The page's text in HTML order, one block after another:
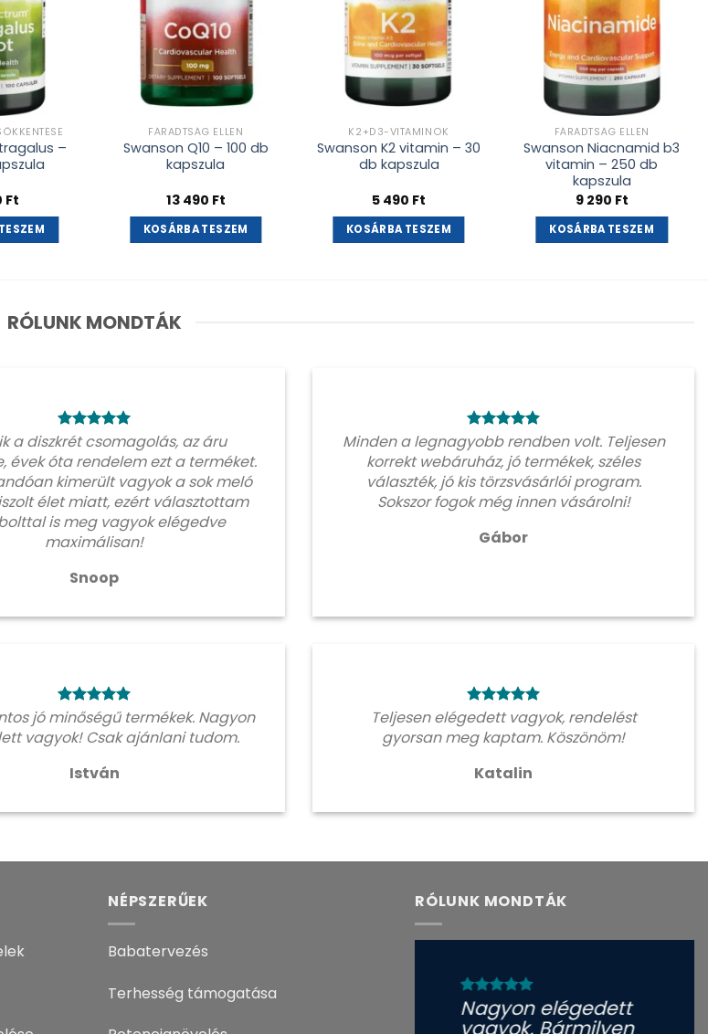
–
Ft
FÁRADTSÁG ELLEN
Swanson Q10 – 100 db
kapszula
13 490 Ft
KOSÁRBA TESZEM
K2+D3-VITAMINOK
Swanson K2 vitamin – 30
db kapszula
5 490 Ft
KOSÁRBA TESZEM
FÁRADTSÁG ELLEN
Swanson Niacnamid b3
vitamin – 250 db
kapszula
9 290 Ft
KOSÁRBA TESZEM
RÓLUNK MONDTÁK
a diszkrét csomagolás, az áru
évek óta rendelem ezt a terméket.
kimerült vagyok a sok meló
élet miatt, ezért választottam
is meg vagyok elégedve
maximálisan!
Snoop
Minden a legnagyobb rendben volt. Teljesen
korrekt webáruház, jó termékek, széles
választék, jó kis törzsvásárlói program.
Sokszor fogok még innen vásárolni!
Gábor
jó minőségű termékek. Nagyon
vagyok! Csak ajánlani tudom.
István
Teljesen elégedett vagyok, rendelést
gyorsan meg kaptam. Köszönöm!
Katalin
NÉPSZERŰEK
Babatervezés
Terhesség támogatása
RÓLUNK MONDTÁK
Nagyon elégedett
vagyok. Bármilyen